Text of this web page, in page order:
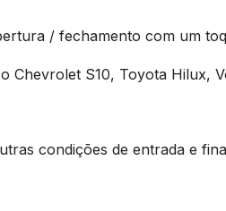
/ fechamento com um
Chevrolet S10, Toyota Hilux,
condições de entrada e